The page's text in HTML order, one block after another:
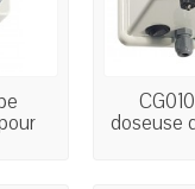
doseuse